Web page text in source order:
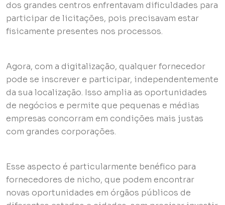
dos grandes centros enfrentavam dificuldades para
participar de licitações, pois precisavam estar
fisicamente presentes nos processos.
Agora, com a digitalização, qualquer fornecedor
pode se inscrever e participar, independentemente
da sua localização. Isso amplia as oportunidades
de negócios e permite que pequenas e médias
empresas concorram em condições mais justas
com grandes corporações.
Esse aspecto é particularmente benéfico para
fornecedores de nicho, que podem encontrar
novas oportunidades em órgãos públicos de